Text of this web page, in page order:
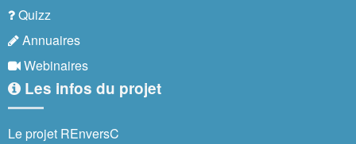
Quizz
Annuaires
Webinaires
Les infos du projet
Le projet REnversC